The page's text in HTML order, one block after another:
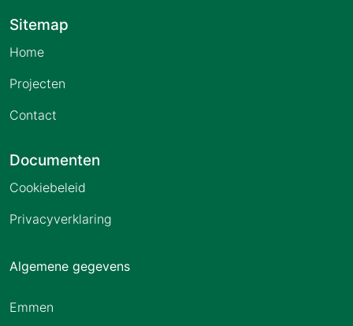
Sitemap
Home
Projecten
Contact
Documenten
Cookiebeleid
Privacyverklaring
Algemene gegevens
Emmen